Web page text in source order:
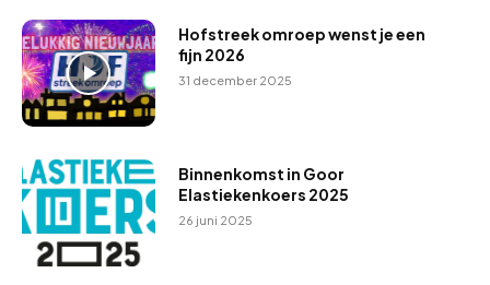
Hofstreek omroep wenst je een
fijn 2026
31 december 2025
Binnenkomst in Goor
Elastiekenkoers 2025
26 juni 2025